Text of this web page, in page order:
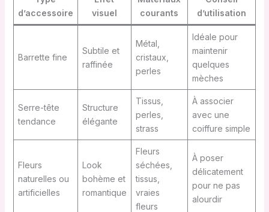
d’accessoire
visuel
courants
d’utilisation
Barrette fine
Subtile et
raffinée
Métal,
cristaux,
perles
Idéale pour
maintenir
quelques
mèches
Serre-tête
tendance
Structure
élégante
Tissus,
perles,
strass
À associer
avec une
coiffure simple
Fleurs
naturelles ou
artificielles
Look
bohème et
romantique
Fleurs
séchées,
tissus,
vraies
fleurs
À poser
délicatement
pour ne pas
alourdir